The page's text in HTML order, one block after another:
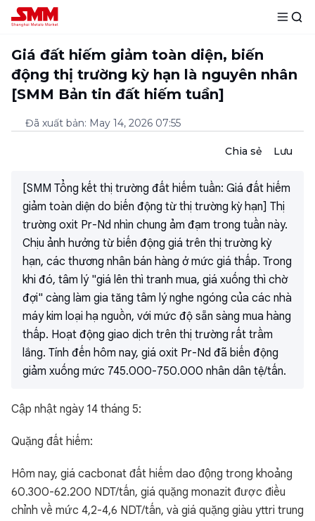
Giá đất hiếm giảm toàn diện, biến
động thị trường kỳ hạn là nguyên nhân
[SMM Bản tin đất hiếm tuần]
Đã xuất bản: May 14, 2026 07:55
Chia sẻ Lưu
[SMM Tổng kết thị trường đất hiếm tuần: Giá đất hiếm
giảm toàn diện do biến động từ thị trường kỳ hạn] Thị
trường oxit Pr-Nd nhìn chung ảm đạm trong tuần này.
Chịu ảnh hưởng từ biến động giá trên thị trường kỳ
hạn, các thương nhân bán hàng ở mức giá thấp. Trong
khi đó, tâm lý "giá lên thì tranh mua, giá xuống thì chờ
đợi" càng làm gia tăng tâm lý nghe ngóng của các nhà
máy kim loại hạ nguồn, với mức độ sẵn sàng mua hàng
thấp. Hoạt động giao dịch trên thị trường rất trầm
lắng. Tính đến hôm nay, giá oxit Pr-Nd đã biến động
giảm xuống mức 745.000-750.000 nhân dân tệ/tấn.
Cập nhật ngày 14 tháng 5:
Quặng đất hiếm:
Hôm nay, giá cacbonat đất hiếm dao động trong khoảng
60.300-62.200 NDT/tấn, giá quặng monazit được điều
chỉnh về mức 4,2-4,6 NDT/tấn, và giá quặng giàu yttri trung